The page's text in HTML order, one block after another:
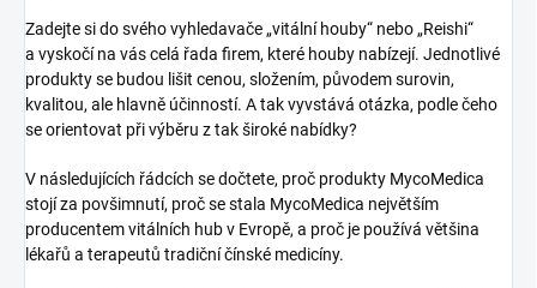
Zadejte si do svého vyhledavače „vitální houby“ nebo „Reishi“
a vyskočí na vás celá řada firem, které houby nabízejí. Jednotlivé
produkty se budou lišit cenou, složením, původem surovin,
kvalitou, ale hlavně účinností. A tak vyvstává otázka, podle čeho
se orientovat při výběru z tak široké nabídky?
V následujících řádcích se dočtete, proč produkty MycoMedica
stojí za povšimnutí, proč se stala MycoMedica největším
producentem vitálních hub v Evropě, a proč je používá většina
lékařů a terapeutů tradiční čínské medicíny.